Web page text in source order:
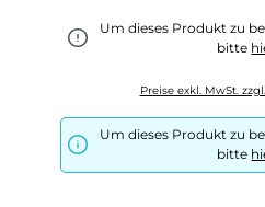
Um dieses Produkt zu
bitte
Preise exkl. MwSt.
Um dieses Produkt zu
bitte